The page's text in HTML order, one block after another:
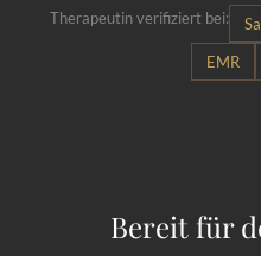
Therapeutin verifiziert bei:
EMR
Bereit für